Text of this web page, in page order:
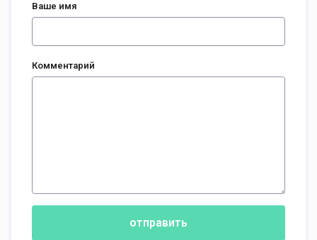
Ваше имя
Комментарий
отправить